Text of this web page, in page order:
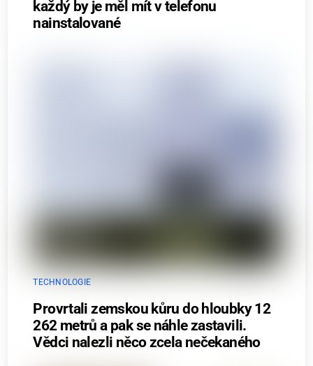
každý by je měl mít v telefonu
nainstalované
TECHNOLOGIE
Provrtali zemskou kůru do hloubky 12
262 metrů a pak se náhle zastavili.
Vědci nalezli něco zcela nečekaného